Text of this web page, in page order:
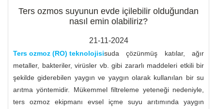
Ters ozmos suyunun evde içilebilir olduğundan
nasıl emin olabiliriz?
21-11-2024
Ters ozmoz (RO) teknolojisisuda çözünmüş katılar, ağır
metaller, bakteriler, virüsler vb. gibi zararlı maddeleri etkili bir
şekilde giderebilen yaygın ve yaygın olarak kullanılan bir su
arıtma yöntemidir. Mükemmel filtreleme yeteneği nedeniyle,
ters ozmoz ekipmanı evsel içme suyu arıtımında yaygın